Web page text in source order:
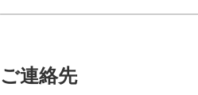
ご連絡先